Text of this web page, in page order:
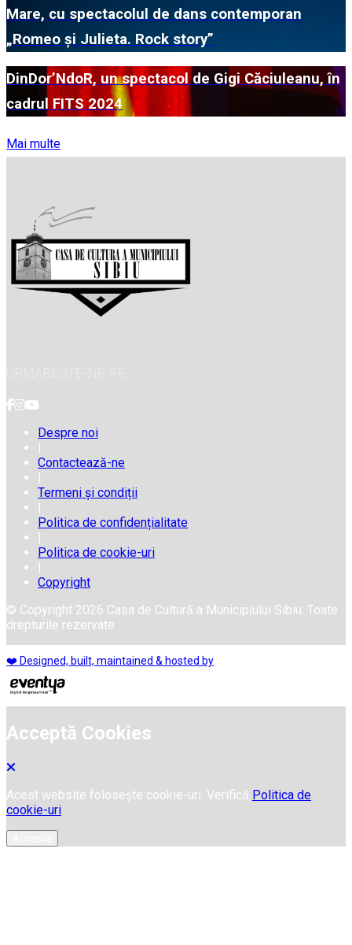
Mare, cu spectacolul de dans contemporan
„Romeo și Julieta. Rock story”
DinDor’NdoR, un spectacol de Gigi Căciuleanu, în
cadrul FITS 2024
Mai multe
URMĂREȘTE-NE PE
Despre noi
|
Contactează-ne
|
Termeni și condiții
|
Politica de confidențialitate
|
Politica de cookie-uri
|
Copyright
© Copyright 2026 Casa de Cultură a Municipiului Sibiu. Toate
drepturile rezervate
❤️ Designed, built, maintained & hosted by
Acceptă Cookies
Acest website folosește cookie-uri. Verifică Politica de
cookie-uri